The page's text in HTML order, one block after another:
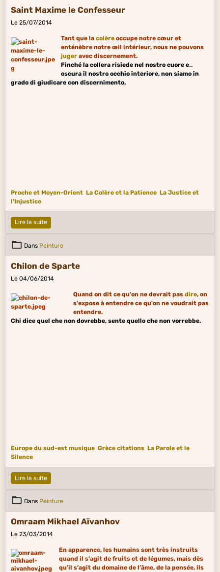
Saint Maxime le Confesseur
Le 25/07/2014
Tant que la colèreoccupe notre cœur et
enténèbre notre œil intérieur, nous ne pouvons
jugeravec discernement.
Finché la collera risiede nel nostro cuore e
oscura il nostro occhio interiore, non siamo in
grado di giudicare con discernimento.
Proche et Moyen-Orient La Colère et la Patience La Justice et
l'Injustice
Lire la suite
Dans Peinture
Chilon de Sparte
Le 04/06/2014
Quand on dit ce qu'on ne devrait pas dire, on
s'expose à entendre ce qu'on ne voudrait pas
entendre.
Chi dice quel che non dovrebbe, sente quello che non vorrebbe.
Europe du sud-est musique Grèce citations La Parole et le
Silence
Lire la suite
Dans Peinture
Omraam Mikhael Aïvanhov
Le 23/03/2014
En apparence, les humains sont très instruits
quand il s’agit de fruits et de légumes, mais dès
qu’il s’agit du domaine de l’âme, de la pensée, ils